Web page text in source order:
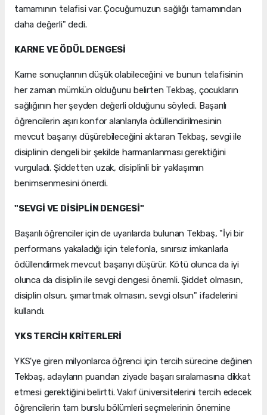
tamamının telafisi var. Çocuğumuzun sağlığı tamamından
daha değerli" dedi.
KARNE VE ÖDÜL DENGESİ
Karne sonuçlarının düşük olabileceğini ve bunun telafisinin
her zaman mümkün olduğunu belirten Tekbaş, çocukların
sağlığının her şeyden değerli olduğunu söyledi. Başarılı
öğrencilerin aşırı konfor alanlarıyla ödüllendirilmesinin
mevcut başarıyı düşürebileceğini aktaran Tekbaş, sevgi ile
disiplinin dengeli bir şekilde harmanlanması gerektiğini
vurguladı. Şiddetten uzak, disiplinli bir yaklaşımın
benimsenmesini önerdi.
"SEVGİ VE DİSİPLİN DENGESİ"
Başarılı öğrenciler için de uyarılarda bulunan Tekbaş, "İyi bir
performans yakaladığı için telefonla, sınırsız imkanlarla
ödüllendirmek mevcut başarıyı düşürür. Kötü olunca da iyi
olunca da disiplin ile sevgi dengesi önemli. Şiddet olmasın,
disiplin olsun, şımartmak olmasın, sevgi olsun" ifadelerini
kullandı.
YKS TERCİH KRİTERLERİ
YKS'ye giren milyonlarca öğrenci için tercih sürecine değinen
Tekbaş, adayların puandan ziyade başarı sıralamasına dikkat
etmesi gerektiğini belirtti. Vakıf üniversitelerini tercih edecek
öğrencilerin tam burslu bölümleri seçmelerinin önemine